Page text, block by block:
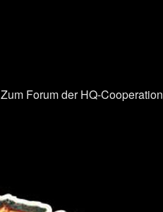
Zum Forum der HQ-Cooperation